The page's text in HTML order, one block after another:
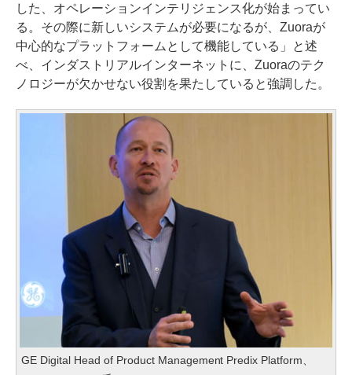
した、オペレーションインテリジェンス化が始まってい
る。その際に新しいシステムが必要になるが、Zuoraが
中心的なプラットフォームとして機能している」と述
べ、インダストリアルインターネットに、Zuoraのテク
ノロジーが欠かせない役割を果たしていると強調した。
GE Digital Head of Product Management Predix Platform、